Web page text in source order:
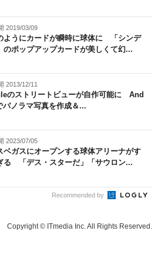
2019/03/09
ようにカードが瞬時に球体に 「シンデ
のポップアップカードが美しくて幻...
2013/12/11
のストリートビューが自作可能に And
ノラマ写真を作成＆...
2023/07/05
ベガスにオープンする球体アリーナがす
る 「デス・スターだ」「サウロン...
Recommended by
Copyright © ITmedia Inc. All Rights Reserved.